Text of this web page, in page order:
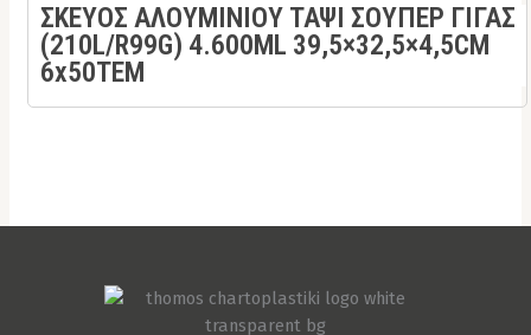
ΣΚΕΥΟΣ ΑΛΟΥΜΙΝΙΟΥ ΤΑΨΙ ΣΟΥΠΕΡ ΓΙΓΑΣ
(210L/R99G) 4.600ML 39,5×32,5×4,5CM
6x50TEM